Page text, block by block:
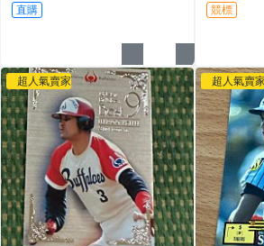
直購 競標
超人氣賣家 超人氣賣家